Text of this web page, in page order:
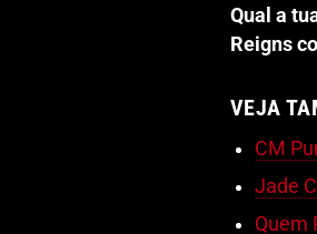
Qual a
Reigns
VEJA
CM
Jade
Quem